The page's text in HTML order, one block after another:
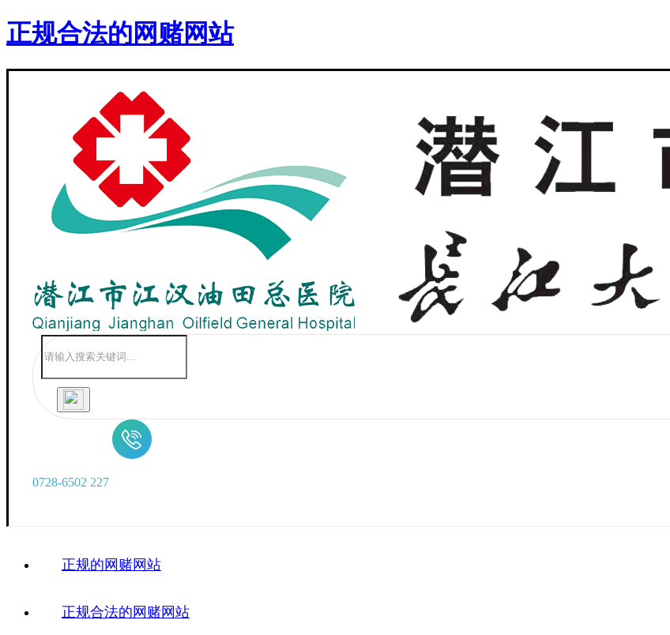
正规合法的网赌网站
0728-6502 227
正规的网赌网站
正规合法的网赌网站